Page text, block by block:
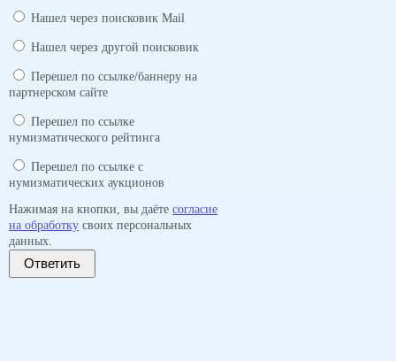
Нашел через поисковик Mail
Нашел через другой поисковик
Перешел по ссылке/баннеру на
партнерском сайте
Перешел по ссылке
нумизматического рейтинга
Перешел по ссылке с
нумизматических аукционов
Нажимая на кнопки, вы даёте согласие
на обработку своих персональных
данных.
Ответить